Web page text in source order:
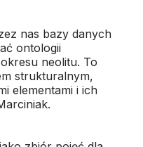
nas bazy danych
ontologii
neolitu. To
strukturalnym,
elementami i ich